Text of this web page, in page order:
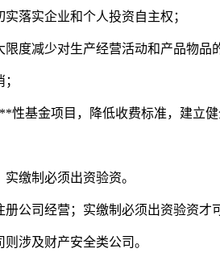
落实企业和个人投资自主权；
减少对生产经营活动和产品物品
基金项目，降低收费标准，建立健
缴制必须出资验资。
司经营；实缴制必须出资验资才
涉及财产安全类公司。